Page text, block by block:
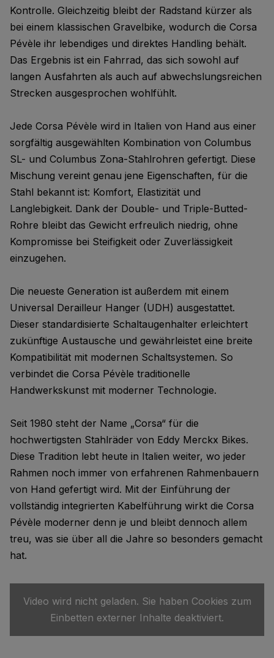
Kontrolle. Gleichzeitig bleibt der Radstand kürzer als
bei einem klassischen Gravelbike, wodurch die Corsa
Pévèle ihr lebendiges und direktes Handling behält.
Das Ergebnis ist ein Fahrrad, das sich sowohl auf
langen Ausfahrten als auch auf abwechslungsreichen
Strecken ausgesprochen wohlfühlt.
Jede Corsa Pévèle wird in Italien von Hand aus einer
sorgfältig ausgewählten Kombination von Columbus
SL- und Columbus Zona-Stahlrohren gefertigt. Diese
Mischung vereint genau jene Eigenschaften, für die
Stahl bekannt ist: Komfort, Elastizität und
Langlebigkeit. Dank der Double- und Triple-Butted-
Rohre bleibt das Gewicht erfreulich niedrig, ohne
Kompromisse bei Steifigkeit oder Zuverlässigkeit
einzugehen.
Die neueste Generation ist außerdem mit einem
Universal Derailleur Hanger (UDH) ausgestattet.
Dieser standardisierte Schaltaugenhalter erleichtert
zukünftige Austausche und gewährleistet eine breite
Kompatibilität mit modernen Schaltsystemen. So
verbindet die Corsa Pévèle traditionelle
Handwerkskunst mit moderner Technologie.
Seit 1980 steht der Name „Corsa“ für die
hochwertigsten Stahlräder von Eddy Merckx Bikes.
Diese Tradition lebt heute in Italien weiter, wo jeder
Rahmen noch immer von erfahrenen Rahmenbauern
von Hand gefertigt wird. Mit der Einführung der
vollständig integrierten Kabelführung wirkt die Corsa
Pévèle moderner denn je und bleibt dennoch allem
treu, was sie über all die Jahre so besonders gemacht
hat.
Video wird nicht geladen. Sie haben Cookies zum
Einbetten externer Inhalte deaktiviert.